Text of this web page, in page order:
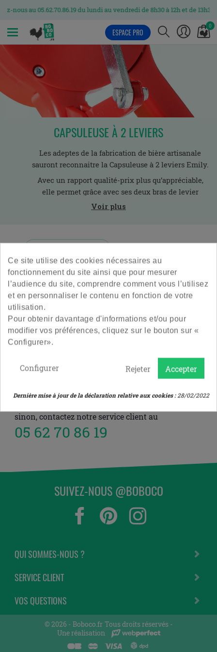
nous au 05.62.70.86.19 du lundi au vendredi de 8h30 à 12h et de 13h30 à
MENU
0
ESPACE PRO
CAPSULEUSE À 2 LEVIERS
Les adeptes de la fabrication de bière artisanale
sauront reconnaitre la Capsuleuse à 2 leviers Emily.
Avec un rapport qualité-prix plus qu’appréciable,
elle permet grâce avec ses deux bras de levier
capsulagefacile, et avec peu d’efforts.
aussi bien en 26 qu’en 29.
Cettecapsuleuse pour bouteilles de bière
l’accessoire indispensable
pour le bouchage et l’hermétisationde vos bières !
Capsuler votre bière n’aura jamais été aussi simple
avec
cettecapsuleuse manuelle!
Voir plus
Veuillez nous excuser pour le désagrément.
Effectuez une nouvelle recherche
ou aller directement sur l'une de ces pages :
sinon, contactez notre service client au
05 62 70 86 19
QUI SOMMES-NOUS ?
SERVICE CLIENT
VOS QUESTIONS
SUIVEZ-NOUS @BOBOCO
© 2026 - Boboco.fr Tous droits réservés -
Une réalisation
Ce site utilise des cookies nécessaires au
fonctionnement du site ainsi que pour mesurer
l’audience du site, comprendre comment vous l’utilisez
et en personnaliser le contenu en fonction de votre
utilisation.
Pour obtenir davantage d'informations et/ou pour
modifier vos préférences, cliquez sur le bouton sur «
Configurer».
Accepter
Rejeter
Configurer
Dernière mise à jour de la déclaration relative aux cookies :28/02/2022